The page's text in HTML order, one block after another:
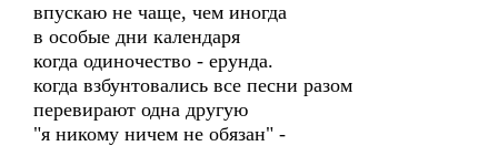
впускаю не чаще, чем иногда
в особые дни календаря
когда одиночество - ерунда.
когда взбунтовались все песни разом
перевирают одна другую
"я никому ничем не обязан" -